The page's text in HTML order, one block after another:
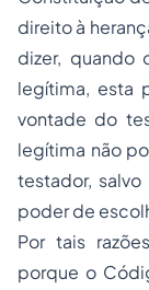
direito à
dizer, quando
legítima, esta
vontade do
legítima não
testador,
poder de
Por tais
porque o